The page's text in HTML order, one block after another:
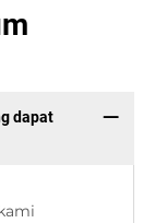
dapat